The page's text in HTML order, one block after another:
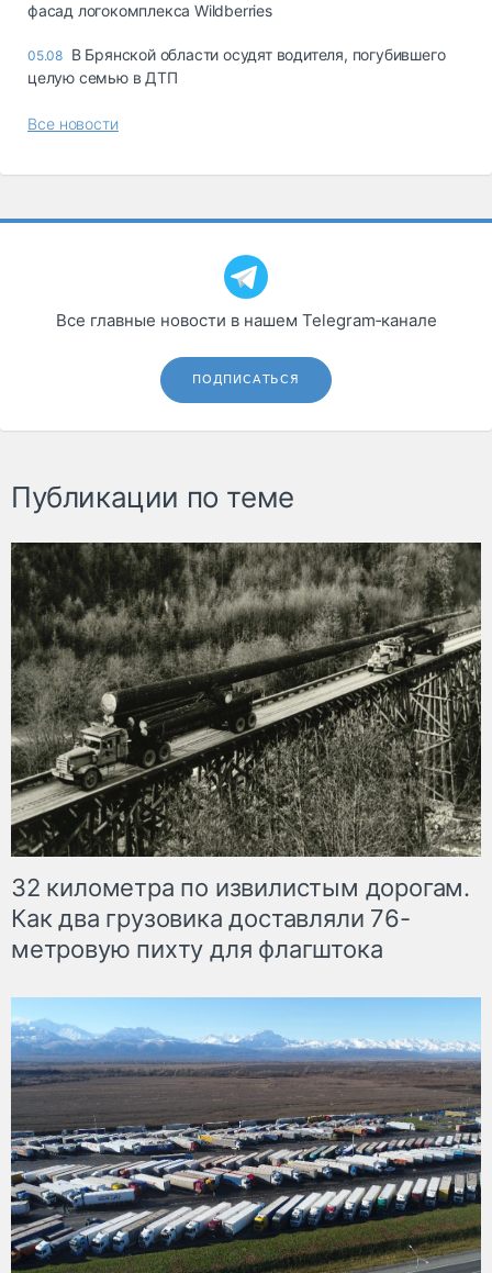
фасад логокомплекса Wildberries
05.08 В Брянской области осудят водителя, погубившего
целую семью в ДТП
Все новости
Все главные новости в нашем Telegram‑канале
ПОДПИСАТЬСЯ
Публикации по теме
32 километра по извилистым дорогам.
Как два грузовика доставляли 76-
метровую пихту для флагштока